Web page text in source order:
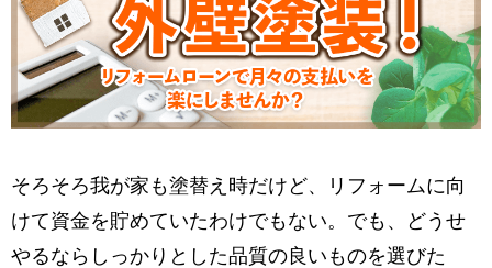
そろそろ我が家も塗替え時だけど、リフォームに向
けて資金を貯めていたわけでもない。でも、どうせ
やるならしっかりとした品質の良いものを選びた